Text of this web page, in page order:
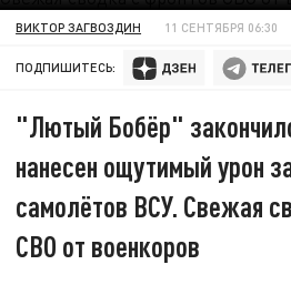
ВИКТОР ЗАГВОЗДИН 11 СЕНТЯБРЯ 06:30
ПОДПИШИТЕСЬ:
"Лютый Бобёр"
нанесен ощутимый урон
самолётов ВСУ. Свежая
СВО от военкоров